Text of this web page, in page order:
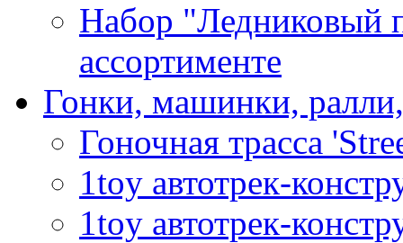
Набор "Ледниковый
ассортименте
Гонки, машинки,
Гоночная трасса
1toy автотрек-
1toy автотрек-